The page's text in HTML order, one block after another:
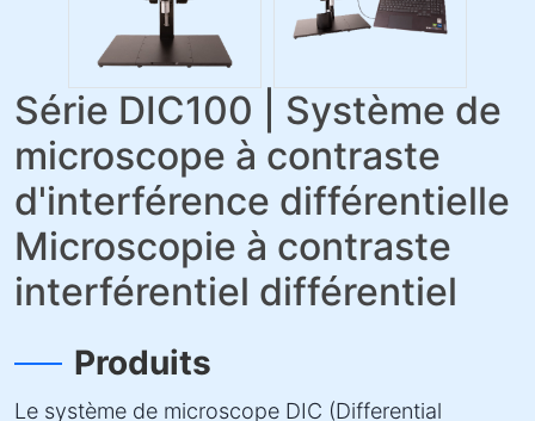
Série DIC100 | Système de
microscope à contraste
d'interférence différentielle
Microscopie à contraste
interférentiel différentiel
Produits
Le système de microscope DIC (Differential